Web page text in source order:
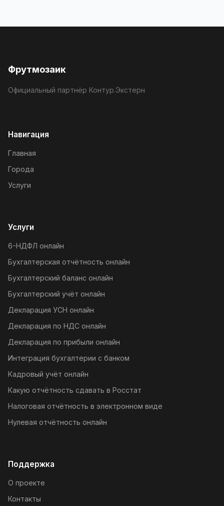
Фрутмозаик
Официальный партнёр Контур.Экстерн
Навигация
Главная
Города
Услуги
Услуги
6-НДФЛ онлайн
Бухгалтерская отчётность онлайн
Бухгалтерский баланс онлайн
Бухгалтерский учёт онлайн
Декларация УСН онлайн
Декларация по НДС онлайн
Декларация по прибыли онлайн
Интеграция бухгалтерии с банком
Кадровый учёт онлайн
Какую отчётность сдавать в Росстат
Налоговая отчётность в электронном виде
Нулевая отчётность онлайн
Поддержка
О проекте
Контакты